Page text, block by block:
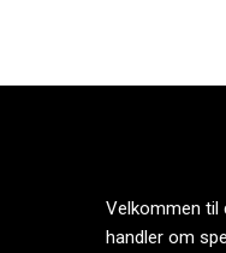
Velkommen
handler om